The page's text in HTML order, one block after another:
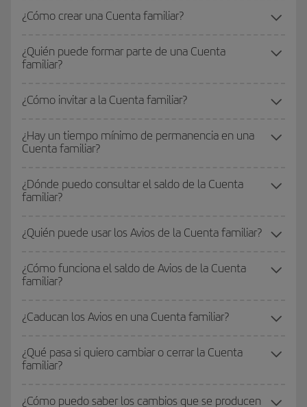
¿Cómo crear una Cuenta familiar?
¿Quién puede formar parte de una Cuenta
familiar?
¿Cómo invitar a la Cuenta familiar?
¿Hay un tiempo mínimo de permanencia en una
Cuenta familiar?
¿Dónde puedo consultar el saldo de la Cuenta
familiar?
¿Quién puede usar los Avios de la Cuenta familiar?
¿Cómo funciona el saldo de Avios de la Cuenta
familiar?
¿Caducan los Avios en una Cuenta familiar?
¿Qué pasa si quiero cambiar o cerrar la Cuenta
familiar?
¿Cómo puedo saber los cambios que se producen